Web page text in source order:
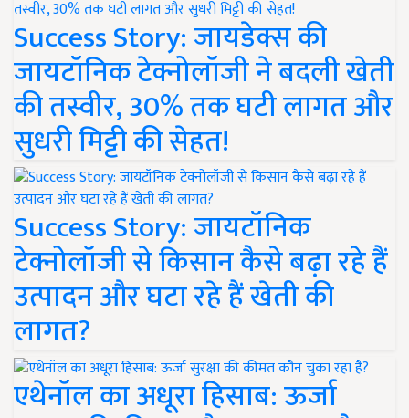
Success Story: जायडेक्स की
जायटॉनिक टेक्नोलॉजी ने बदली खेती
की तस्वीर, 30% तक घटी लागत और
सुधरी मिट्टी की सेहत!
Success Story: जायटॉनिक
टेक्नोलॉजी से किसान कैसे बढ़ा रहे हैं
उत्पादन और घटा रहे हैं खेती की
लागत?
एथेनॉल का अधूरा हिसाब: ऊर्जा